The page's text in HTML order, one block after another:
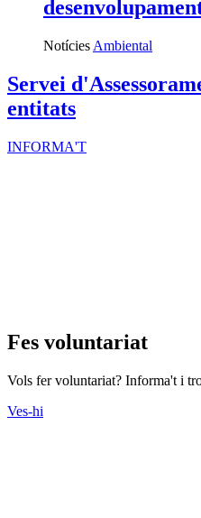
Notícies Ambiental
Servei
entitats
INFORMA'T
Fes voluntariat
Vols fer voluntariat? Informa't i
Ves-hi